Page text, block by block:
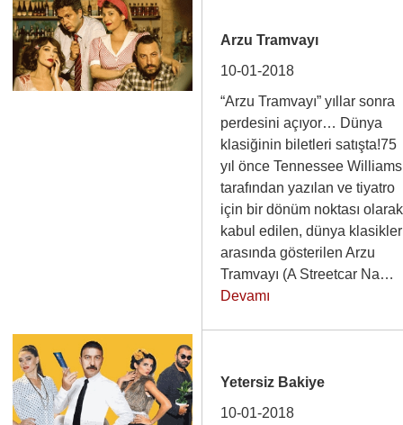
Arzu Tramvayı
10-01-2018
“Arzu Tramvayı” yıllar sonra
perdesini açıyor… Dünya
klasiğinin biletleri satışta!75
yıl önce Tennessee Williams
tarafından yazılan ve tiyatro
için bir dönüm noktası olarak
kabul edilen, dünya
arasında gösterilen Arzu
Tramvayı (A Streetcar Na…
Devamı
Yetersiz Bakiye
10-01-2018